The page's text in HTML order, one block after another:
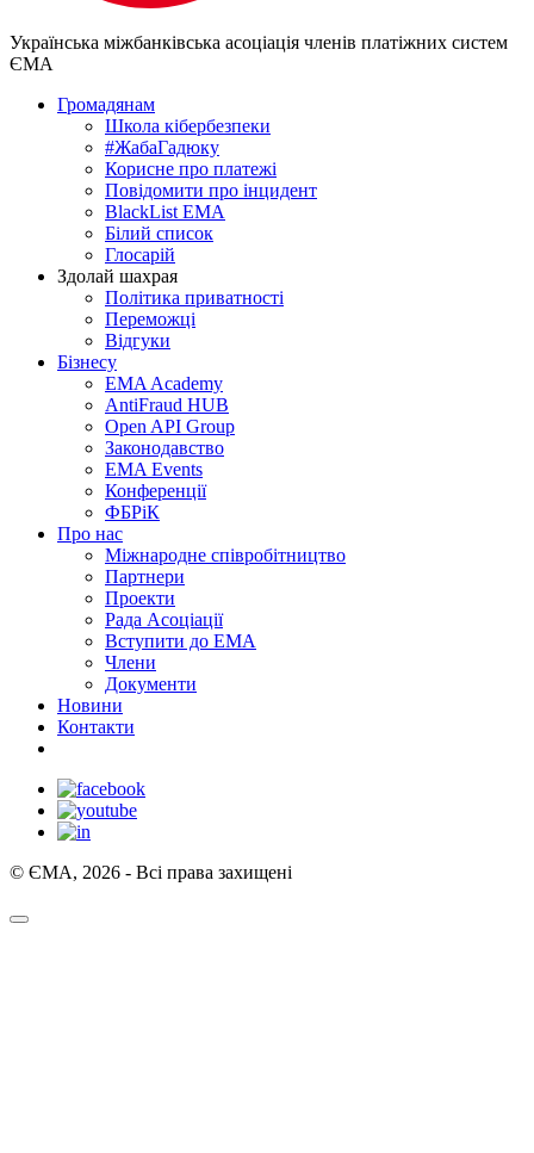
Українська міжбанківська асоціація членів платіжних систем
ЄМА
Громадянам
Школа кібербезпеки
#ЖабаГадюку
Корисне про платежі
Повідомити про інцидент
BlackList EMA
Білий список
Глосарій
Здолай шахрая
Політика приватності
Переможцi
Відгуки
Бізнесу
EMA Academy
AntiFraud HUB
Open API Group
Законодавство
EMA Events
Конференції
ФБРіК
Про нас
Міжнародне співробітництво
Партнери
Проекти
Рада Асоціації
Вступити до ЕМА
Члени
Документи
Новини
Контакти
© ЄМА, 2026 - Всі права захищені